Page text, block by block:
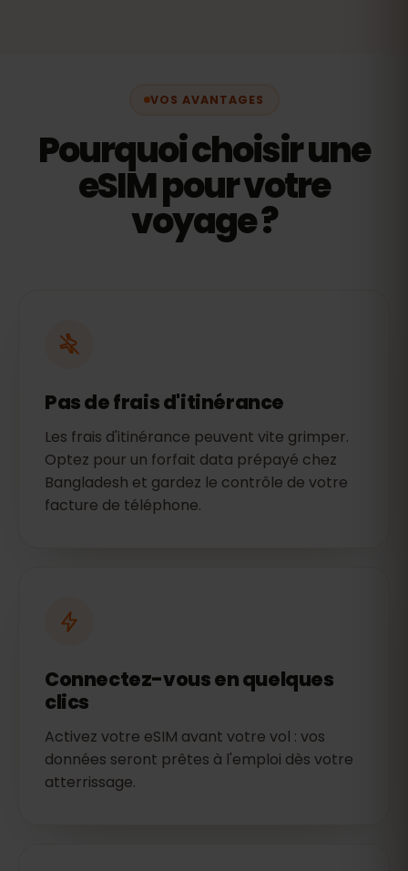
VOS AVANTAGES
Pourquoi choisir une
eSIM pour votre
voyage ?
Pas de frais d'itinérance
Les frais d'itinérance peuvent vite grimper.
Optez pour un forfait data prépayé chez
Bangladesh et gardez le contrôle de votre
facture de téléphone.
Connectez-vous en quelques
clics
Activez votre eSIM avant votre vol : vos
données seront prêtes à l'emploi dès votre
atterrissage.